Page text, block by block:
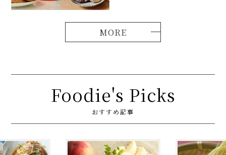
Foodie's Picks
おすすめ記事